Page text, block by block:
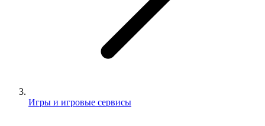
Игры и игровые сервисы